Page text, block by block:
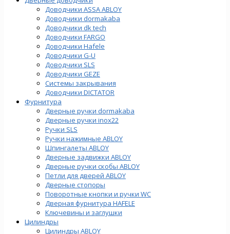
Доводчики ASSA ABLOY
Доводчики dormakaba
Доводчики dk tech
Доводчики FARGO
Доводчики Hafele
Доводчики G-U
Доводчики SLS
Доводчики GEZE
Cистемы закрывания
Доводчики DICTATOR
Фурнитура
Дверные ручки dormakaba
Дверные ручки inox22
Ручки SLS
Ручки нажимные ABLOY
Шпингалеты ABLOY
Дверные задвижки ABLOY
Дверные ручки скобы ABLOY
Петли для дверей ABLOY
Дверные стопоры
Поворотные кнопки и ручки WC
Дверная фурнитура HAFELE
Ключевины и заглушки
Цилиндры
Цилиндры ABLOY